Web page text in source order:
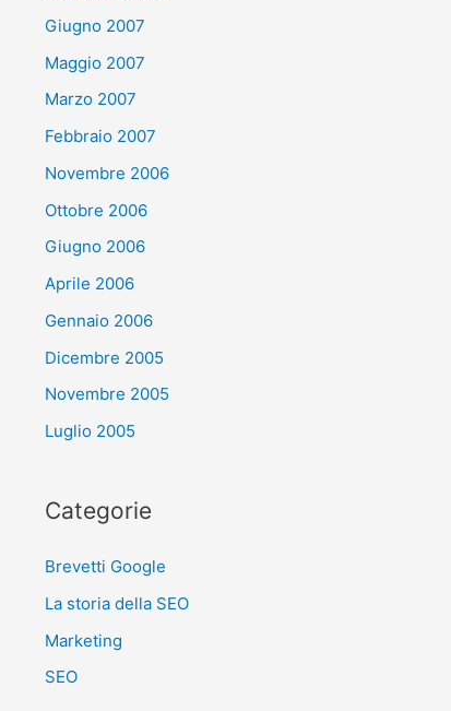
Giugno 2007
Maggio 2007
Marzo 2007
Febbraio 2007
Novembre 2006
Ottobre 2006
Giugno 2006
Aprile 2006
Gennaio 2006
Dicembre 2005
Novembre 2005
Luglio 2005
Categorie
Brevetti Google
La storia della SEO
Marketing
SEO